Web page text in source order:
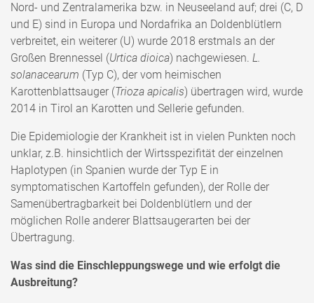
Nord- und Zentralamerika bzw. in Neuseeland auf; drei (C, D
und E) sind in Europa und Nordafrika an Doldenblütlern
verbreitet, ein weiterer (U) wurde 2018 erstmals an der
Großen Brennessel (Urtica dioica) nachgewiesen. L.
solanacearum (Typ C), der vom heimischen
Karottenblattsauger (Trioza apicalis) übertragen wird, wurde
2014 in Tirol an Karotten und Sellerie gefunden.
Die Epidemiologie der Krankheit ist in vielen Punkten noch
unklar, z.B. hinsichtlich der Wirtsspezifität der einzelnen
Haplotypen (in Spanien wurde der Typ E in
symptomatischen Kartoffeln gefunden), der Rolle der
Samenübertragbarkeit bei Doldenblütlern und der
möglichen Rolle anderer Blattsaugerarten bei der
Übertragung.
Was sind die Einschleppungswege und wie erfolgt die
Ausbreitung?